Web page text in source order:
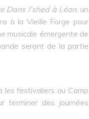
Dans l’shed à Léon, un
à la Vieille Forge pour
musicale émergente de
seront de la partie
les festivaliers au Camp
terminer des journées